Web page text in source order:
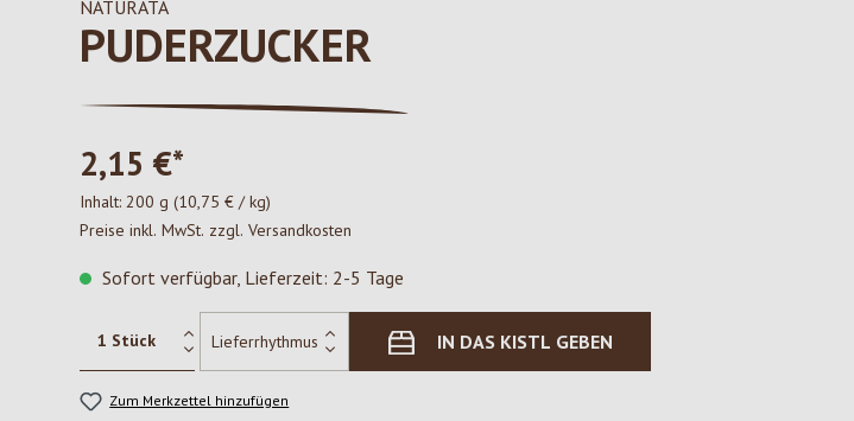
NATURATA
PUDERZUCKER
2,15 €*
Inhalt: 200 g (10,75 € / kg)
Preise inkl. MwSt. zzgl. Versandkosten
Sofort verfügbar, Lieferzeit: 2-5 Tage
IN DAS KISTL GEBEN
Zum Merkzettel hinzufügen